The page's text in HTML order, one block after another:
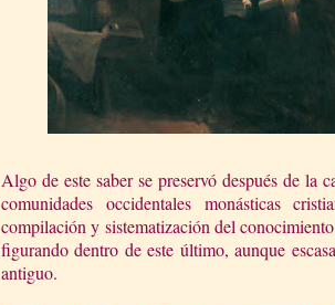
Algo de este saber se preservó después de
comunidades occidentales monásticas
compilación y sistematización del
figurando dentro de este último, aunque
antiguo.